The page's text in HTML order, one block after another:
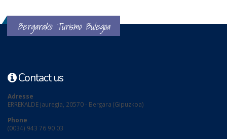
Bergarako Turismo Bulegoa
Contact us
Adresse
ERREKALDE jauregia, 20570 - Bergara (Gipuzkoa)
Phone
(0034) 943 76 90 03